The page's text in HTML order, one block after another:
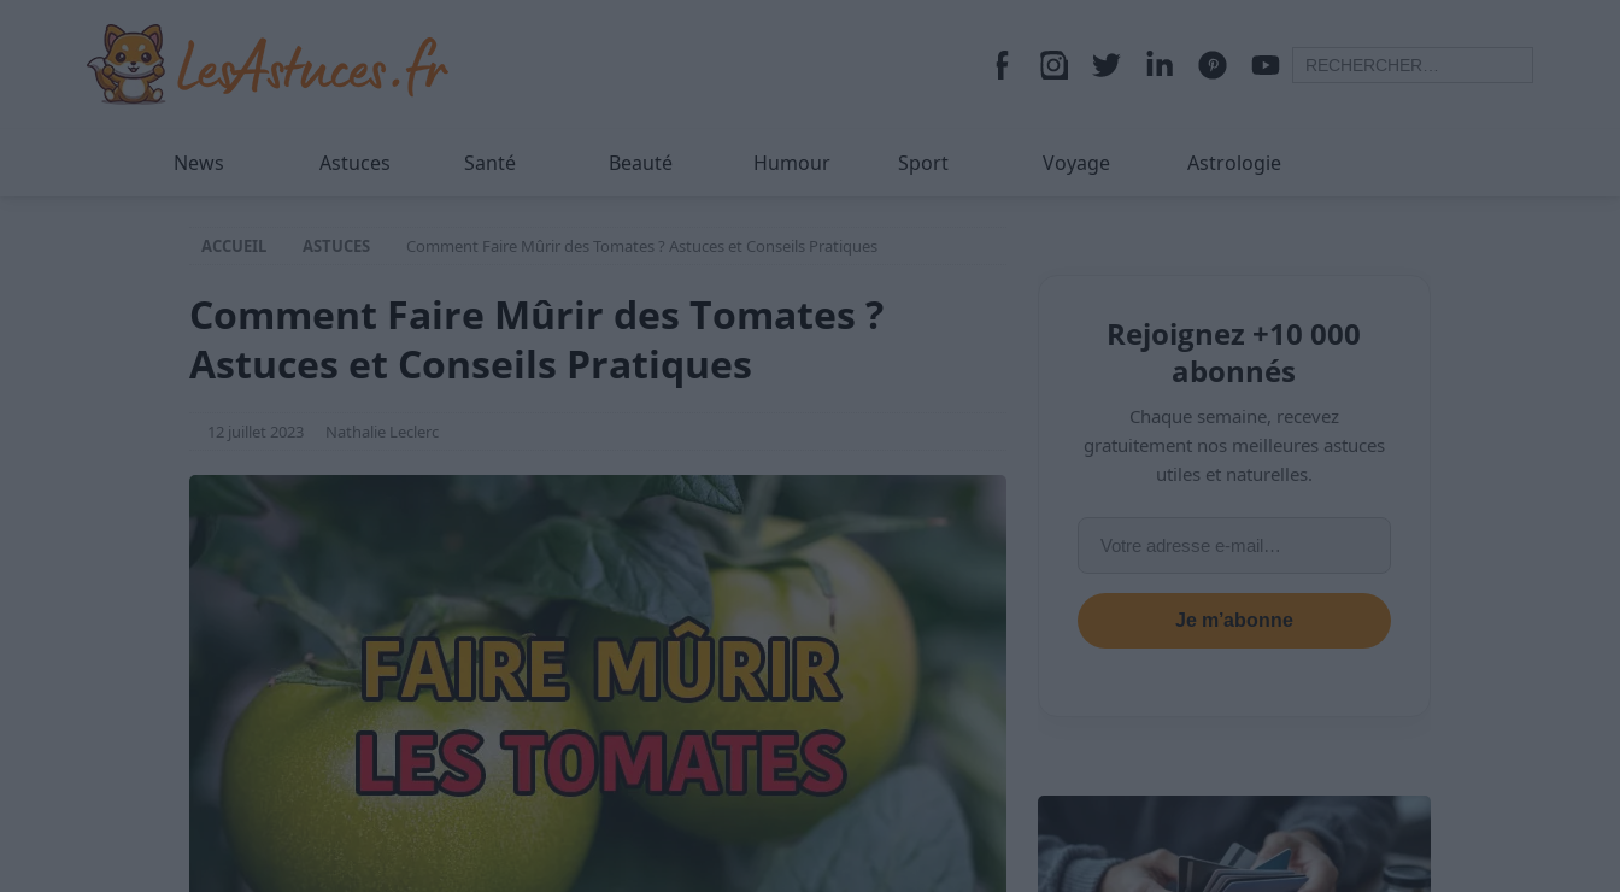
News Astuces Santé Beauté Humour Sport Voyage Astrologie
ACCUEIL ASTUCES Comment Faire Mûrir des Tomates ? Astuces et Conseils Pratiques
Comment Faire Mûrir des Tomates ?
Astuces et Conseils Pratiques
12 juillet 2023 Nathalie Leclerc
Rejoignez +10 000
abonnés
Chaque semaine, recevez
gratuitement nos meilleures astuces
utiles et naturelles.
Je m’abonne